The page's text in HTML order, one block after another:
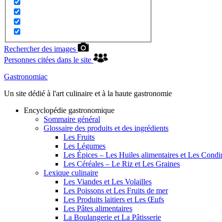
Rechercher des images
Personnes citées dans le site
Gastronomiac
Un site dédié à l'art culinaire et à la haute gastronomie
Encyclopédie gastronomique
Sommaire général
Glossaire des produits et des ingrédients
Les Fruits
Les Légumes
Les Épices – Les Huiles alimentaires et Les
Les Céréales – Le Riz et Les Graines
Lexique culinaire
Les Viandes et Les Volailles
Les Poissons et Les Fruits de mer
Les Produits laitiers et Les Œufs
Les Pâtes alimentaires
La Boulangerie et La Pâtisserie